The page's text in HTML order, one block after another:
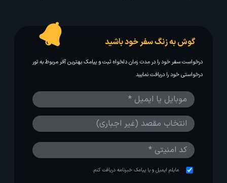
گوش به زنگ سفر خود باشید
درخواست سفر خود را در مدت زمان دلخواه ثبت و پیامک بهترین آفر مربوط به تور
درخواستی خود را دریافت نمایید
مایلم ایمیل و یا پیامک خبرنامه دریافت کنم.